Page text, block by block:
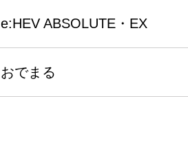
e:HEV ABSOLUTE・EX
おでまる